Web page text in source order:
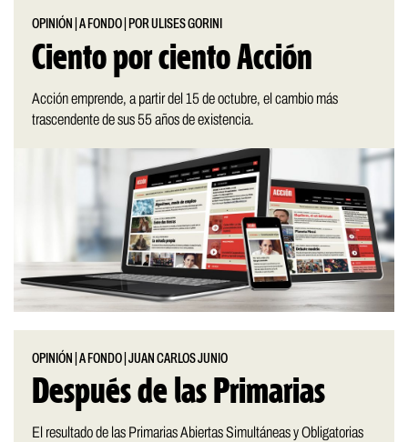
OPINIÓN |A FONDO POR ULISES GORINI
Ciento por ciento Acción
Acción emprende, a partir del 15 de octubre, el cambio más
trascendente de sus 55 años de existencia.
OPINIÓN |A FONDO |JUAN CARLOS JUNIO
Después de las Primarias
El resultado de las Primarias Abiertas Simultáneas y Obligatorias